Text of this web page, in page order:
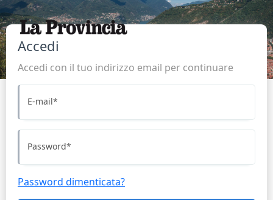
Accedi
Accedi con il tuo indirizzo email per continuare
E-mail*
Password*
Password dimenticata?